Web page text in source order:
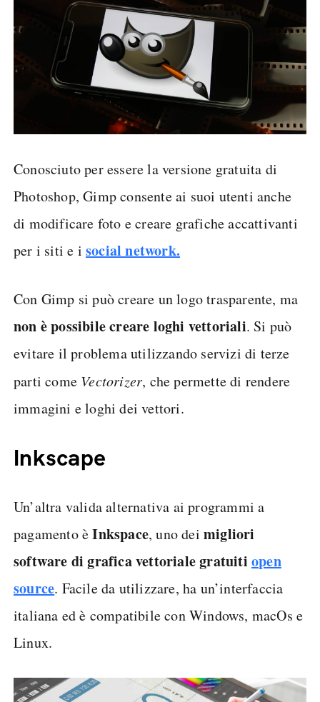
Conosciuto per essere la versione gratuita di
Photoshop, Gimp consente ai suoi utenti anche
di modificare foto e creare grafiche accattivanti
per i siti e i social network.
Con Gimp si può creare un logo trasparente, ma
non è possibile creare loghi vettoriali. Si può
evitare il problema utilizzando servizi di terze
parti come Vectorizer, che permette di rendere
immagini e loghi dei vettori.
Inkscape
Un’altra valida alternativa ai programmi a
pagamento èInkspace, uno deimigliori
software di grafica vettoriale gratuitiopen
source. Facile da utilizzare, ha un’interfaccia
italiana ed è compatibile con Windows, macOs e
Linux.